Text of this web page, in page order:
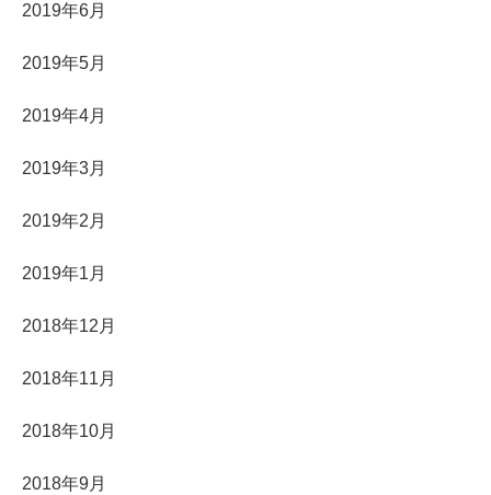
2019年6月
2019年5月
2019年4月
2019年3月
2019年2月
2019年1月
2018年12月
2018年11月
2018年10月
2018年9月